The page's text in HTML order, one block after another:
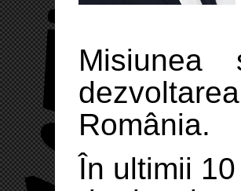
România.
În ultimii